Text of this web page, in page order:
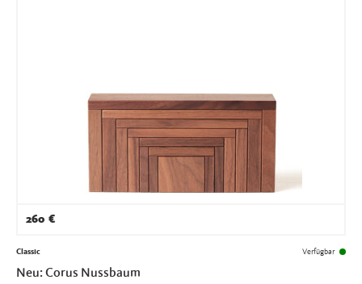
260 €
Classic Verfügbar
Neu: Corus Nussbaum